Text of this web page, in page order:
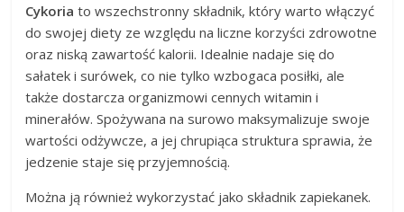
Cykoria to wszechstronny składnik, który warto włączyć
do swojej diety ze względu na liczne korzyści zdrowotne
oraz niską zawartość kalorii. Idealnie nadaje się do
sałatek i surówek, co nie tylko wzbogaca posiłki, ale
także dostarcza organizmowi cennych witamin i
minerałów. Spożywana na surowo maksymalizuje swoje
wartości odżywcze, a jej chrupiąca struktura sprawia, że
jedzenie staje się przyjemnością.
Można ją również wykorzystać jako składnik zapiekanek.